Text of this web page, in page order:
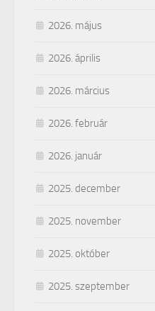
2026. május
2026. április
2026. március
2026. február
2026. január
2025. december
2025. november
2025. október
2025. szeptember